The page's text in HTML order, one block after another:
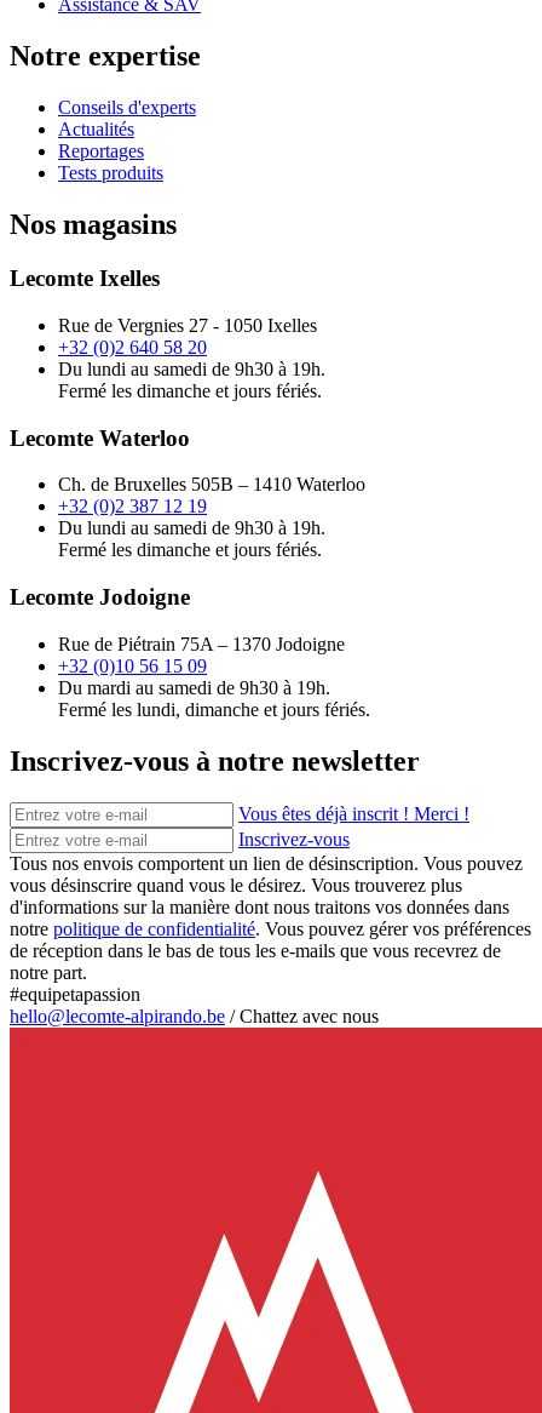
Assistance & SAV
Notre expertise
Conseils d'experts
Actualités
Reportages
Tests produits
Nos magasins
Lecomte Ixelles
Rue de Vergnies 27 - 1050 Ixelles
+32 (0)2 640 58 20
Du lundi au samedi de 9h30 à 19h.
Fermé les dimanche et jours fériés.
Lecomte Waterloo
Ch. de Bruxelles 505B – 1410 Waterloo
+32 (0)2 387 12 19
Du lundi au samedi de 9h30 à 19h.
Fermé les dimanche et jours fériés.
Lecomte Jodoigne
Rue de Piétrain 75A – 1370 Jodoigne
+32 (0)10 56 15 09
Du mardi au samedi de 9h30 à 19h.
Fermé les lundi, dimanche et jours fériés.
Inscrivez-vous à notre newsletter
Vous êtes déjà inscrit ! Merci !
Inscrivez-vous
Tous nos envois comportent un lien de désinscription. Vous pouvez
vous désinscrire quand vous le désirez. Vous trouverez plus
d'informations sur la manière dont nous traitons vos données dans
notre politique de confidentialité. Vous pouvez gérer vos préférences
de réception dans le bas de tous les e-mails que vous recevrez de
notre part.
#equipetapassion
hello@lecomte-alpirando.be /Chattez avec nous